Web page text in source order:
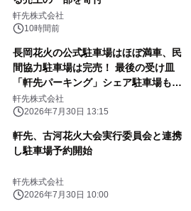
軒先株式会社
10時間前
長岡花火の公式駐車場はほぼ満車、民
間協力駐車場は完売！ 最後の受け皿
「軒先パーキング」シェア駐車場も予
約率70%を突破
軒先株式会社
2026年7月30日 13:15
軒先、古河花火大会実行委員会と連携
し駐車場予約開始
軒先株式会社
2026年7月30日 10:00